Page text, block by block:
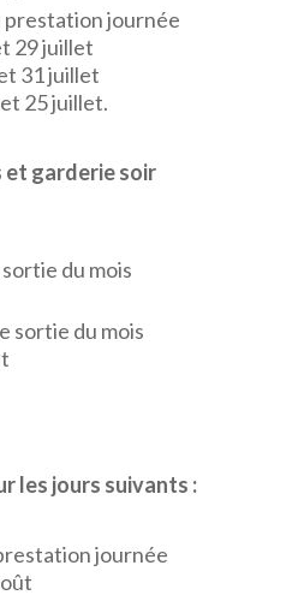
prestation journée
29 juillet
31 juillet
25 juillet.
et garderie soir
du mois
sortie du mois
les jours suivants :
journée